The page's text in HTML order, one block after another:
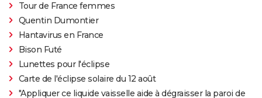
Tour de France femmes
Quentin Dumontier
Hantavirus en France
Bison Futé
Lunettes pour l'éclipse
Carte de l'éclipse solaire du 12 août
"Appliquer ce liquide vaisselle aide à dégraisser la paroi de